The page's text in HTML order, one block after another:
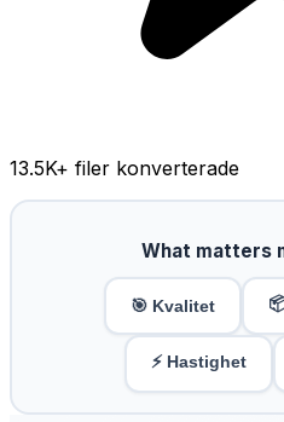
13.5K+ filer konverterade
What matters
🎯 Kvalitet
⚡ Hastighet